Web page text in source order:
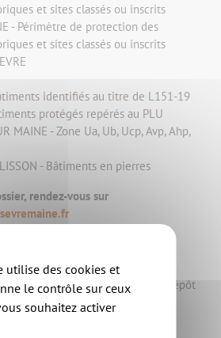
et sites classés ou inscrits
- Périmètre de protection des
et sites classés ou inscrits
identifiés au titre de L151-19
protégés repérés au PLU
MAINE - Zone Ua, Ub, Ucp, Avp, Ahp,
- Bâtiments en pierres
rendez-vous sur
être déposé au moment de dépôt
utilise des cookies et
le contrôle sur ceux
souhaitez activer